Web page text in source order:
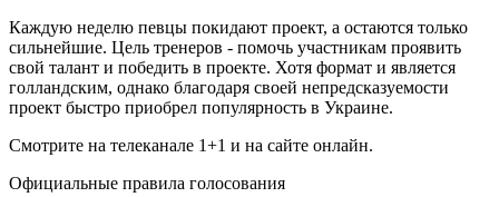
Каждую неделю певцы покидают проект, а остаются только
сильнейшие. Цель тренеров - помочь участникам проявить
свой талант и победить в проекте. Хотя формат и является
голландским, однако благодаря своей непредсказуемости
проект быстро приобрел популярность в Украине.
Смотрите на телеканале 1+1 и на сайте онлайн.
Официальные правила голосования